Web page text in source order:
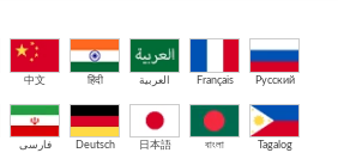
中文 हिंदी العربية Français Русский
فارسی Deutsch 日本語 বাংলা Tagalog